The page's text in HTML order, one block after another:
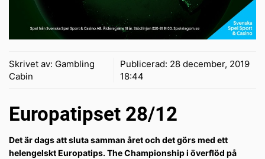
Skrivet av: Gambling
Cabin
Publicerad: 28 december, 2019
18:44
Europatipset 28/12
Det är dags att sluta samman året och det görs med ett
helengelskt Europatips. The Championship i överflöd på